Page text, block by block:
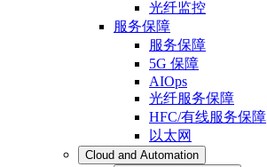
光纤监控
服务保障
服务保障
5G 保障
AIOps
光纤服务保障
HFC/有线服务保障
以太网
Cloud and Automation